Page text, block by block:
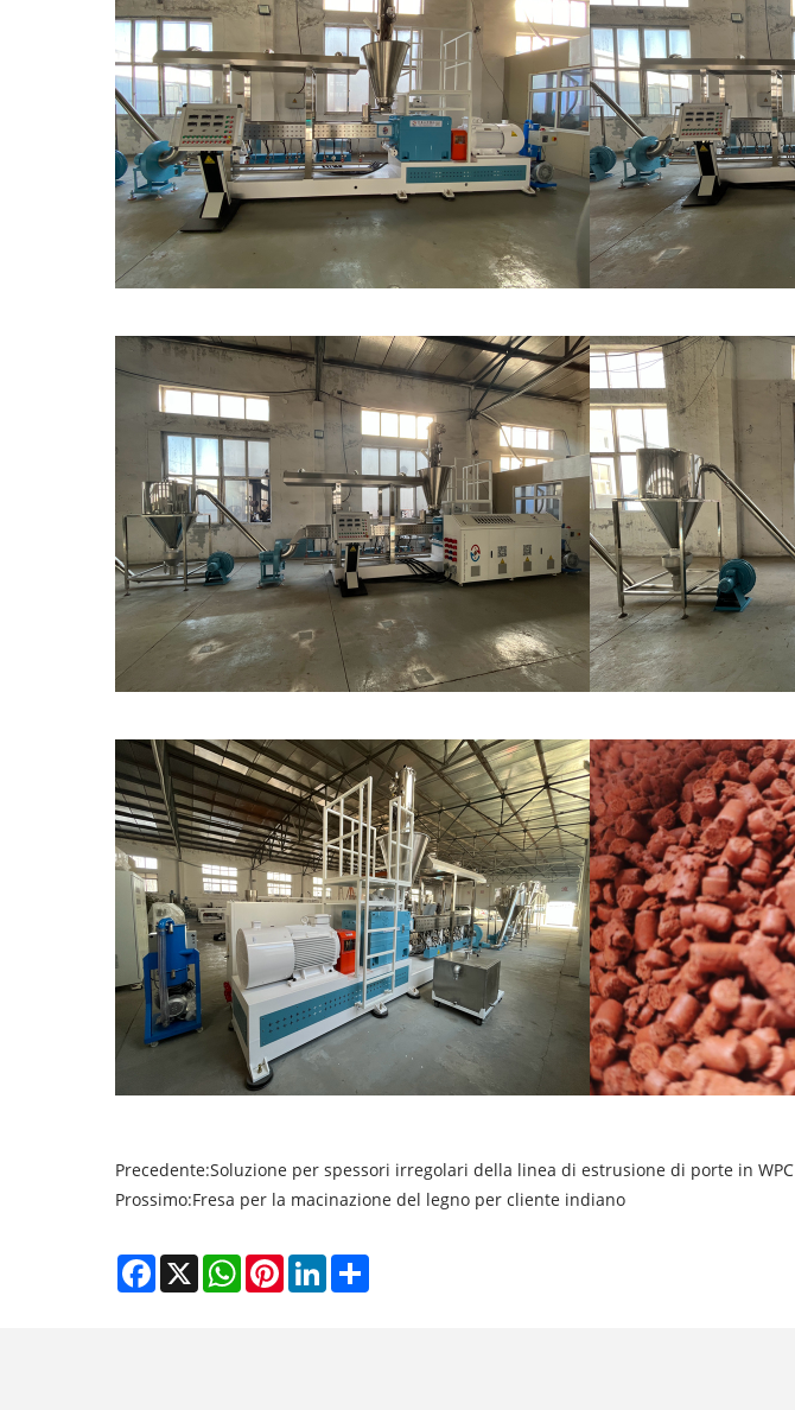
Precedente:Soluzione per spessori irregolari della linea di estrusione di porte in WPC
Prossimo:Fresa per la macinazione del legno per cliente indiano
Facebook
X WhatsAppPinterestLinkedIn